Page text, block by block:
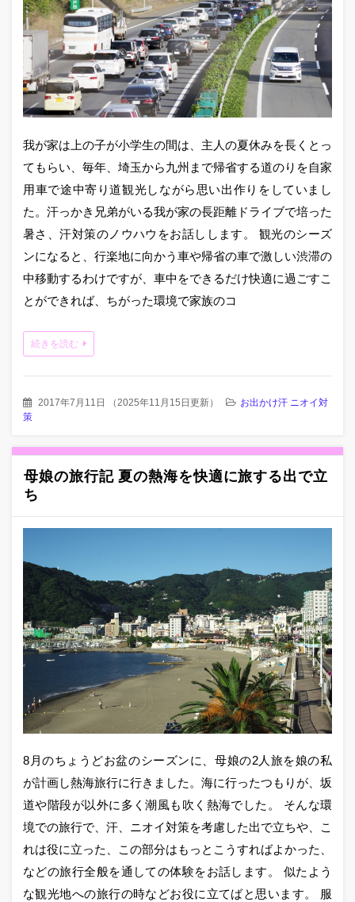
我が家は上の子が小学生の間は、主人の夏休みを長くとっ
てもらい、毎年、埼玉から九州まで帰省する道のりを自家
用車で途中寄り道観光しながら思い出作りをしていまし
た。汗っかき兄弟がいる我が家の長距離ドライブで培った
暑さ、汗対策のノウハウをお話しします。 観光のシーズ
ンになると、行楽地に向かう車や帰省の車で激しい渋滞の
中移動するわけですが、車中をできるだけ快適に過ごすこ
とができれば、ちがった環境で家族のコ
続きを読む
2017年7月11日 （ 2025年11月15日更新）
お出かけ汗 ニオイ対
策
母娘の旅行記 夏の熱海を快適に旅する出で立
ち
8月のちょうどお盆のシーズンに、母娘の2人旅を娘の私
が計画し熱海旅行に行きました。海に行ったつもりが、坂
道や階段が以外に多く潮風も吹く熱海でした。 そんな環
境での旅行で、汗、ニオイ対策を考慮した出で立ちや、こ
れは役に立った、この部分はもっとこうすればよかった、
などの旅行全般を通しての体験をお話します。 似たよう
な観光地への旅行の時などお役に立てばと思います。 服